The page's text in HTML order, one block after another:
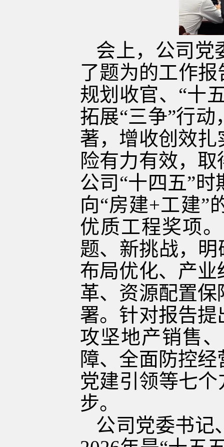
会上，公司党
了题为的工作报
规划收官、“十
拓展“三争”行
著，增收创效
险有力有效，
公司“十四五”
向“房建+工建”
优质工程奖项
题、新挑战，
布局优化、产
革、资源配置
署。针对报告
攻坚地产销售
障、全面防控
党建引领等七
步。
公司党委书记